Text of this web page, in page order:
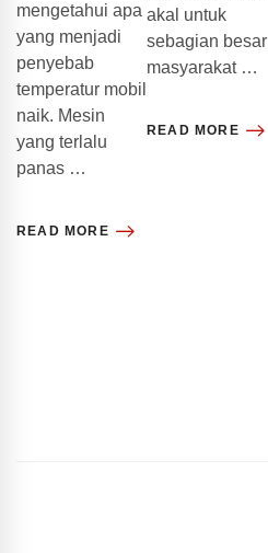
mengetahui apa
yang menjadi
penyebab
temperatur mobil
naik. Mesin
yang terlalu
panas …
READ MORE
akal untuk
sebagian besar
masyarakat …
READ MORE